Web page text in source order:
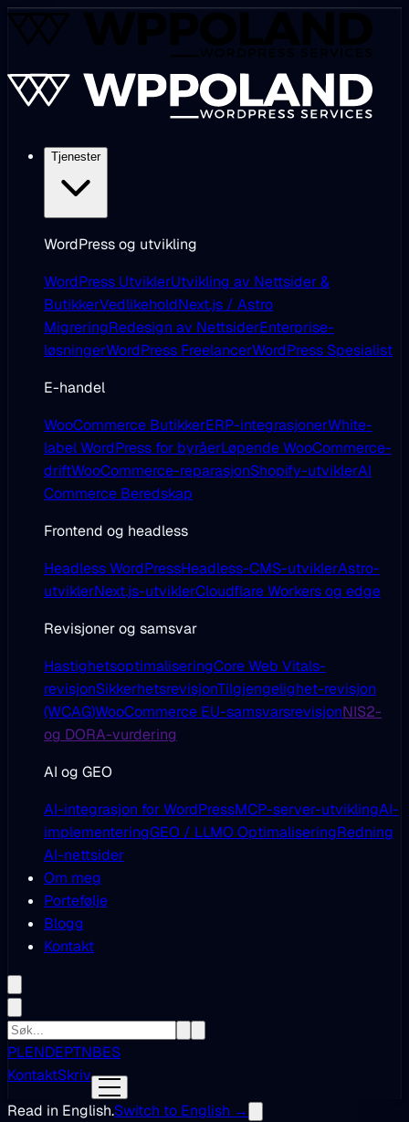
Tjenester
WordPress og utvikling
WordPress UtviklerUtvikling av Nettsider &
ButikkerVedlikeholdNext.js / Astro
MigreringRedesign av NettsiderEnterprise-
løsningerWordPress FreelancerWordPress Spesialist
E-handel
WooCommerce ButikkerERP-integrasjonerWhite-
label WordPress for byråerLøpende WooCommerce-
driftWooCommerce-reparasjonShopify-utviklerAI
Commerce Beredskap
Frontend og headless
Headless WordPressHeadless-CMS-utviklerAstro-
utviklerNext.js-utviklerCloudflare Workers og edge
Revisjoner og samsvar
HastighetsoptimaliseringCore Web Vitals-
revisjonSikkerhetsrevisjonTilgjengelighet-revisjon
(WCAG)WooCommerce EU-samsvarsrevisjonNIS2-
og DORA-vurdering
AI og GEO
AI-integrasjon for WordPressMCP-server-utviklingAI-
implementeringGEO / LLMO OptimaliseringRedning
AI-nettsider
Om meg
Portefølje
Blogg
Kontakt
PLENDEPTNBES
KontaktSkriv
Read in English.Switch to English →